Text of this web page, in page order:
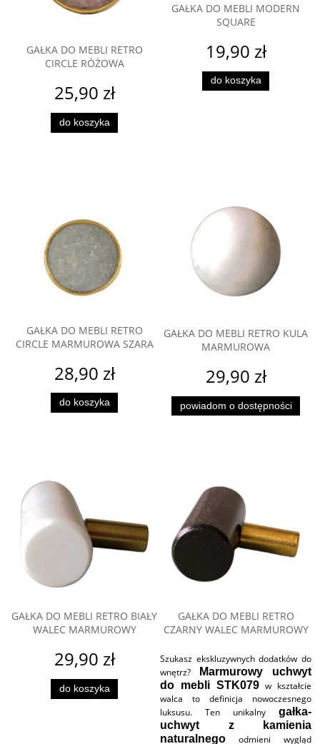
GAŁKA DO MEBLI RETRO
CIRCLE RÓŻOWA
25,90 zł
do koszyka
GAŁKA DO MEBLI MODERN
SQUARE
19,90 zł
do koszyka
GAŁKA DO MEBLI RETRO
CIRCLE MARMUROWA SZARA
28,90 zł
do koszyka
GAŁKA DO MEBLI RETRO KULA
MARMUROWA
29,90 zł
powiadom o dostępności
GAŁKA DO MEBLI RETRO BIAŁY
WALEC MARMUROWY
29,90 zł
do koszyka
GAŁKA DO MEBLI RETRO
CZARNY WALEC MARMUROWY
Szukasz ekskluzywnych dodatków do
wnętrz?
Marmurowy uchwyt
do mebli STK079 w kształcie
walca to definicja nowoczesnego
luksusu. Ten unikalny gałka-
uchwyt z kamienia
naturalnego odmieni wygląd